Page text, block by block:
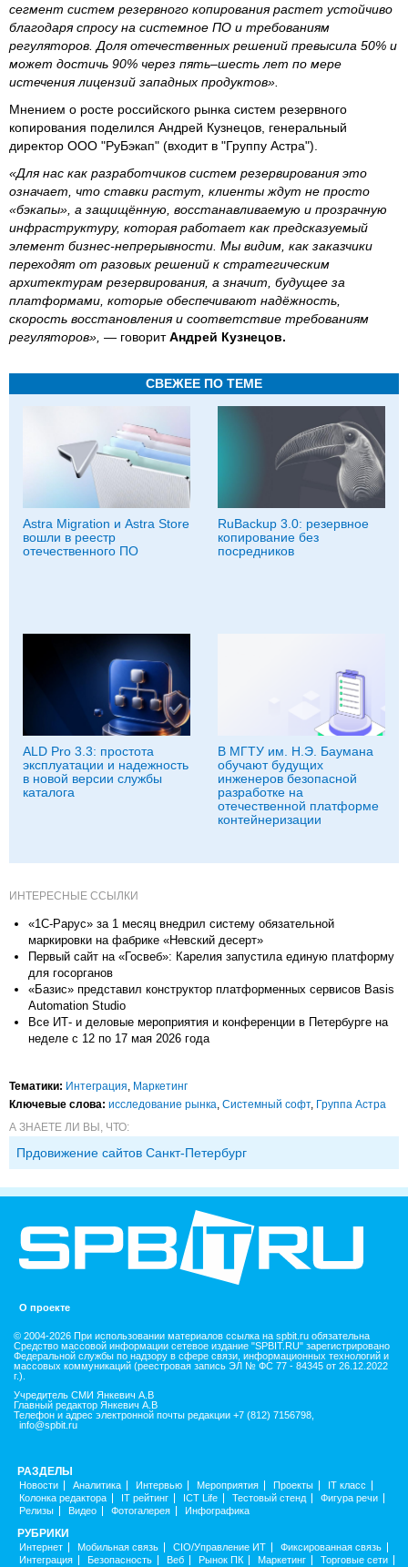
сегмент систем резервного копирования растет устойчиво
благодаря спросу на системное ПО и требованиям
регуляторов. Доля отечественных решений превысила 50% и
может достичь 90% через пять–шесть лет по мере
истечения лицензий западных продуктов».
Мнением о росте российского рынка систем резервного
копирования поделился Андрей Кузнецов, генеральный
директор ООО "РуБэкап" (входит в "Группу Астра").
«Для нас как разработчиков систем резервирования это
означает, что ставки растут, клиенты ждут не просто
«бэкапы», а защищённую, восстанавливаемую и прозрачную
инфраструктуру, которая работает как предсказуемый
элемент бизнес-непрерывности. Мы видим, как заказчики
переходят от разовых решений к стратегическим
архитектурам резервирования, а значит, будущее за
платформами, которые обеспечивают надёжность,
скорость восстановления и соответствие требованиям
регуляторов», — говоритАндрей Кузнецов.
СВЕЖЕЕ ПО ТЕМЕ
Astra Migration и Astra Store
вошли в реестр
отечественного ПО
RuBackup 3.0: резервное
копирование без
посредников
ALD Pro 3.3: простота
эксплуатации и надежность
в новой версии службы
каталога
В МГТУ им. Н.Э. Баумана
обучают будущих
инженеров безопасной
разработке на
отечественной платформе
контейнеризации
ИНТЕРЕСНЫЕ ССЫЛКИ
«1С-Рарус» за 1 месяц внедрил систему обязательной
маркировки на фабрике «Невский десерт»
Первый сайт на «Госвеб»: Карелия запустила единую платформу
для госорганов
«Базис» представил конструктор платформенных сервисов Basis
Automation Studio
Все ИТ- и деловые мероприятия и конференции в Петербурге на
неделе с 12 по 17 мая 2026 года
Тематики: Интеграция, Маркетинг
Ключевые слова: исследование рынка, Системный софт, Группа Астра
А ЗНАЕТЕ ЛИ ВЫ, ЧТО:
Прдовижение сайтов Санкт-Петербург
О проекте
© 2004-2026 При использовании материалов ссылка на spbit.ru обязательна
Средство массовой информации сетевое издание "SPBIT.RU" зарегистрировано
Федеральной службы по надзору в сфере связи, информационных технологий и
массовых коммуникаций (реестровая запись ЭЛ № ФС 77 - 84345 от 26.12.2022
г.).
Учредитель СМИ Янкевич А.В
Главный редактор Янкевич А.В
Телефон и адрес электронной почты редакции +7 (812) 7156798,
info@spbit.ru
РАЗДЕЛЫ
Новости Аналитика Интервью Мероприятия Проекты
IT класс
Колонка редактора
IT рейтинг ICT Life Тестовый стенд
Фигура речи
Релизы
Видео Фотогалерея Инфографика
РУБРИКИ
Интернет Мобильная связь CIO/Управление ИТ
Фиксированная связь
Интеграция
Безопасность Веб Рынок ПК Маркетинг
Торговые сети